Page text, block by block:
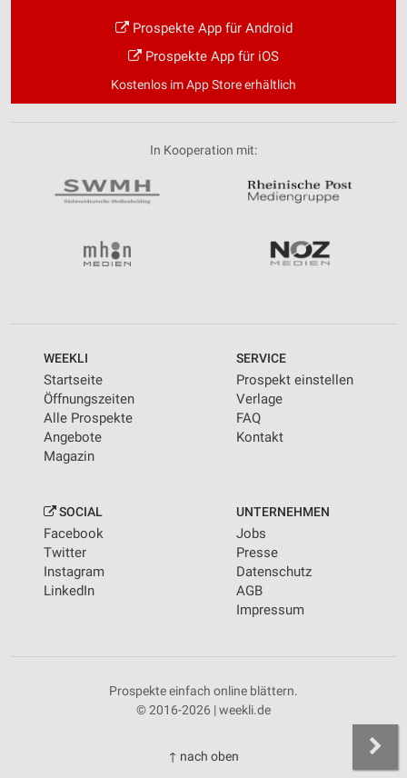
Prospekte App für Android
Prospekte App für iOS
Kostenlos im App Store erhältlich
In Kooperation mit:
WEEKLI
Startseite
Öffnungszeiten
Alle Prospekte
Angebote
Magazin
SERVICE
Prospekt einstellen
Verlage
FAQ
Kontakt
SOCIAL
Facebook
Twitter
Instagram
LinkedIn
UNTERNEHMEN
Jobs
Presse
Datenschutz
AGB
Impressum
Prospekte einfach online blättern.
© 2016-2026 | weekli.de
↑ nach oben